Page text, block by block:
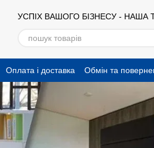
УСПІХ ВАШОГО БІЗНЕСУ - НАША
Оплата і доставка Обмін та
договір (оферта)